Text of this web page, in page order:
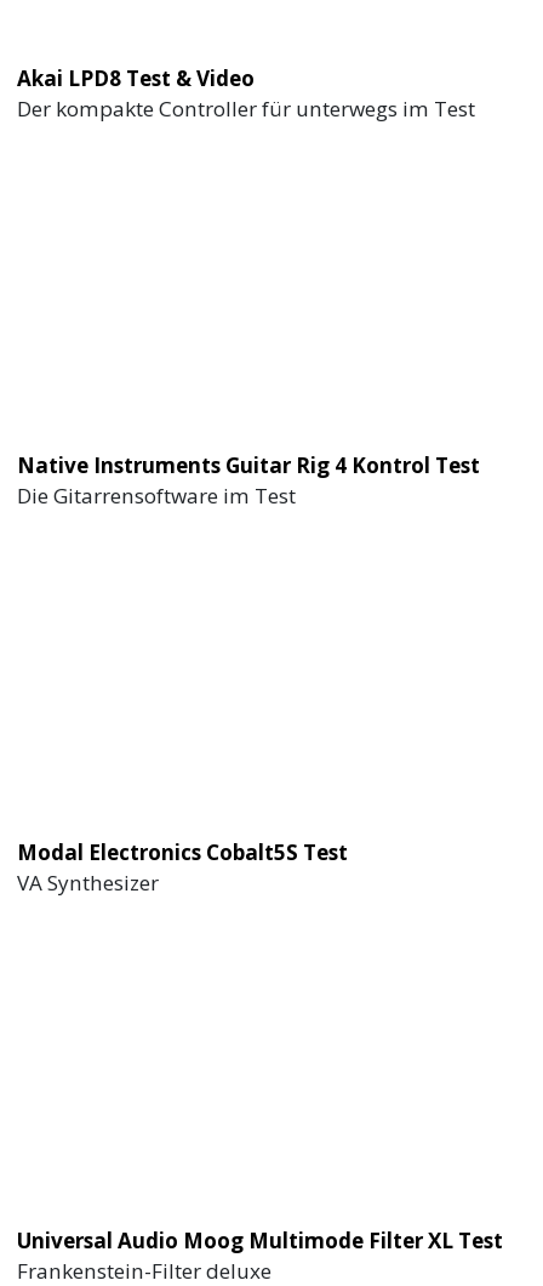
Akai LPD8 Test & Video
Der kompakte Controller für unterwegs im Test
Native Instruments Guitar Rig 4 Kontrol Test
Die Gitarrensoftware im Test
Modal Electronics Cobalt5S Test
VA Synthesizer
Universal Audio Moog Multimode Filter XL Test
Frankenstein-Filter deluxe